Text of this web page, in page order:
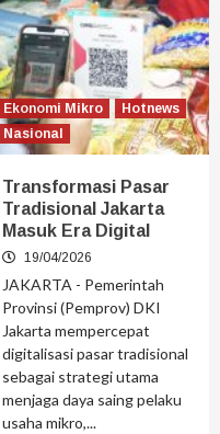
Ekonomi Mikro
Hotnews
Nasional
Transformasi Pasar
Tradisional Jakarta
Masuk Era Digital
19/04/2026
JAKARTA - Pemerintah
Provinsi (Pemprov) DKI
Jakarta mempercepat
digitalisasi pasar tradisional
sebagai strategi utama
menjaga daya saing pelaku
usaha mikro,...